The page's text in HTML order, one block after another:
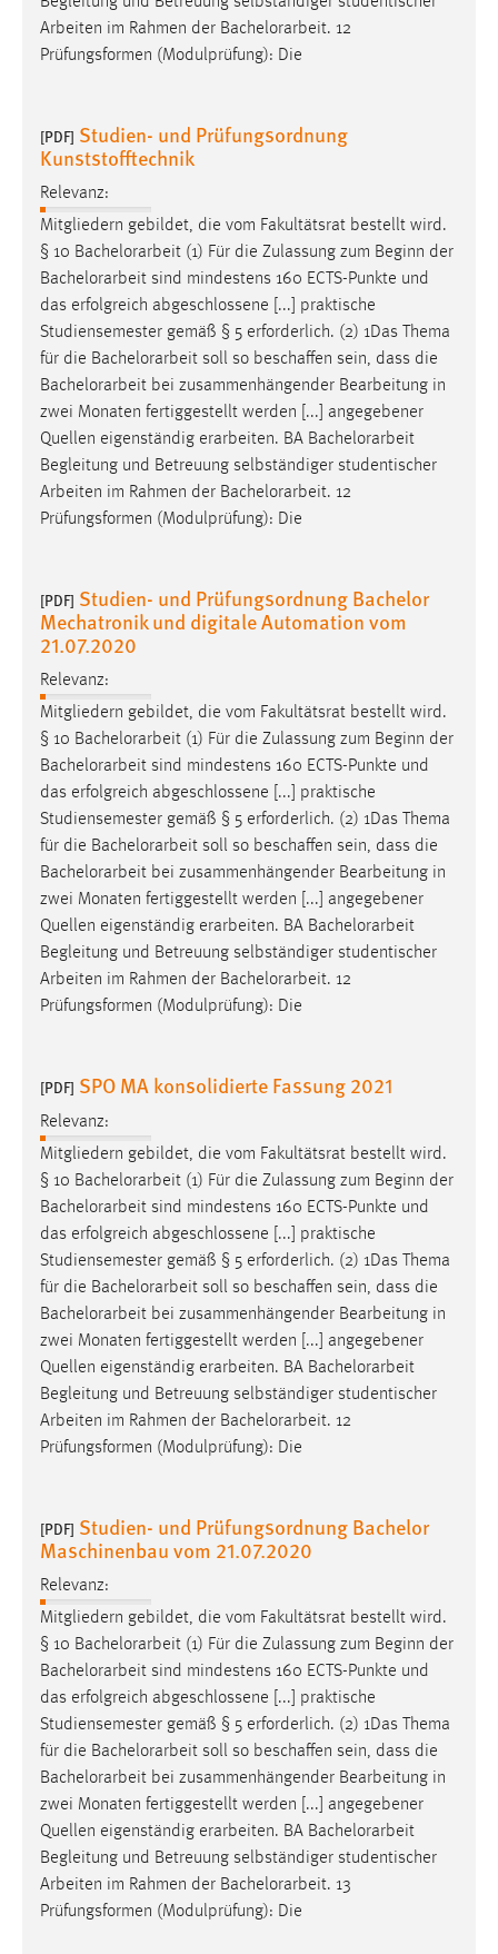
Arbeiten im Rahmen der Bachelorarbeit. 12
Prüfungsformen (Modulprüfung): Die
[PDF] Studien- und Prüfungsordnung
Kunststofftechnik
Relevanz:
Mitgliedern gebildet, die vom Fakultätsrat bestellt wird.
§ 10 Bachelorarbeit (1) Für die Zulassung zum Beginn der
Bachelorarbeit sind mindestens 160 ECTS-Punkte und
das erfolgreich abgeschlossene [...] praktische
Studiensemester gemäß § 5 erforderlich. (2) 1Das Thema
für die Bachelorarbeit soll so beschaffen sein, dass die
Bachelorarbeit bei zusammenhängender Bearbeitung in
zwei Monaten fertiggestellt werden [...] angegebener
Quellen eigenständig erarbeiten. BA Bachelorarbeit
Begleitung und Betreuung selbständiger studentischer
Arbeiten im Rahmen der Bachelorarbeit. 12
Prüfungsformen (Modulprüfung): Die
[PDF] Studien- und Prüfungsordnung Bachelor
Mechatronik und digitale Automation vom
21.07.2020
Relevanz:
Mitgliedern gebildet, die vom Fakultätsrat bestellt wird.
§ 10 Bachelorarbeit (1) Für die Zulassung zum Beginn der
Bachelorarbeit sind mindestens 160 ECTS-Punkte und
das erfolgreich abgeschlossene [...] praktische
Studiensemester gemäß § 5 erforderlich. (2) 1Das Thema
für die Bachelorarbeit soll so beschaffen sein, dass die
Bachelorarbeit bei zusammenhängender Bearbeitung in
zwei Monaten fertiggestellt werden [...] angegebener
Quellen eigenständig erarbeiten. BA Bachelorarbeit
Begleitung und Betreuung selbständiger studentischer
Arbeiten im Rahmen der Bachelorarbeit. 12
Prüfungsformen (Modulprüfung): Die
[PDF] SPO MA konsolidierte Fassung 2021
Relevanz:
Mitgliedern gebildet, die vom Fakultätsrat bestellt wird.
§ 10 Bachelorarbeit (1) Für die Zulassung zum Beginn der
Bachelorarbeit sind mindestens 160 ECTS-Punkte und
das erfolgreich abgeschlossene [...] praktische
Studiensemester gemäß § 5 erforderlich. (2) 1Das Thema
für die Bachelorarbeit soll so beschaffen sein, dass die
Bachelorarbeit bei zusammenhängender Bearbeitung in
zwei Monaten fertiggestellt werden [...] angegebener
Quellen eigenständig erarbeiten. BA Bachelorarbeit
Begleitung und Betreuung selbständiger studentischer
Arbeiten im Rahmen der Bachelorarbeit. 12
Prüfungsformen (Modulprüfung): Die
[PDF] Studien- und Prüfungsordnung Bachelor
Maschinenbau vom 21.07.2020
Relevanz:
Mitgliedern gebildet, die vom Fakultätsrat bestellt wird.
§ 10 Bachelorarbeit (1) Für die Zulassung zum Beginn der
Bachelorarbeit sind mindestens 160 ECTS-Punkte und
das erfolgreich abgeschlossene [...] praktische
Studiensemester gemäß § 5 erforderlich. (2) 1Das Thema
für die Bachelorarbeit soll so beschaffen sein, dass die
Bachelorarbeit bei zusammenhängender Bearbeitung in
zwei Monaten fertiggestellt werden [...] angegebener
Quellen eigenständig erarbeiten. BA Bachelorarbeit
Begleitung und Betreuung selbständiger studentischer
Arbeiten im Rahmen der Bachelorarbeit. 13
Prüfungsformen (Modulprüfung): Die